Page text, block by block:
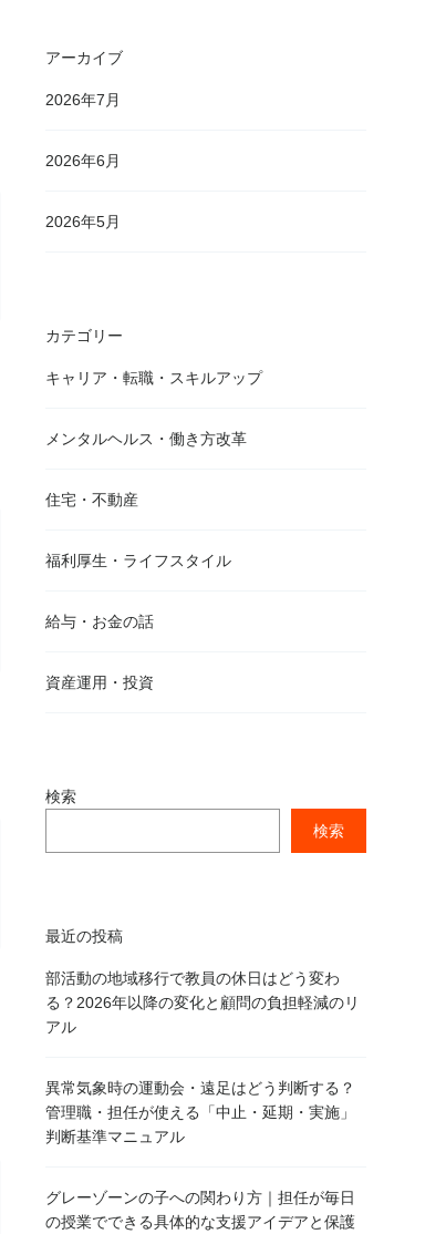
アーカイブ
2026年7月
2026年6月
2026年5月
カテゴリー
キャリア・転職・スキルアップ
メンタルヘルス・働き方改革
住宅・不動産
福利厚生・ライフスタイル
給与・お金の話
資産運用・投資
検索
検索
最近の投稿
部活動の地域移行で教員の休日はどう変わ
る？2026年以降の変化と顧問の負担軽減のリ
アル
異常気象時の運動会・遠足はどう判断する？
管理職・担任が使える「中止・延期・実施」
判断基準マニュアル
グレーゾーンの子への関わり方｜担任が毎日
の授業でできる具体的な支援アイデアと保護